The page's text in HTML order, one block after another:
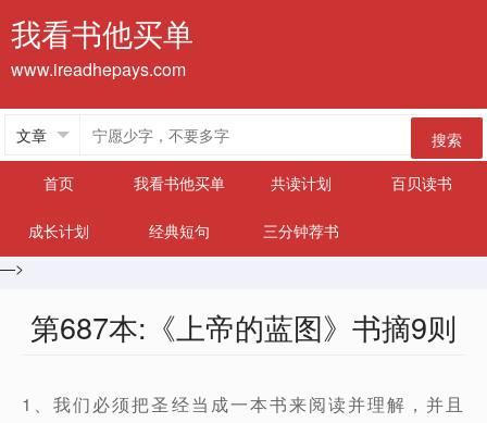
我看书他买单
www.ireadhepays.com
搜索
首页
我看书他买单 共读计划 百贝读书
成长计划 经典短句
三分钟荐书
—>
第687本:《上帝的蓝图》书摘9则
1、我们必须把圣经当成一本书来阅读并理解，并且